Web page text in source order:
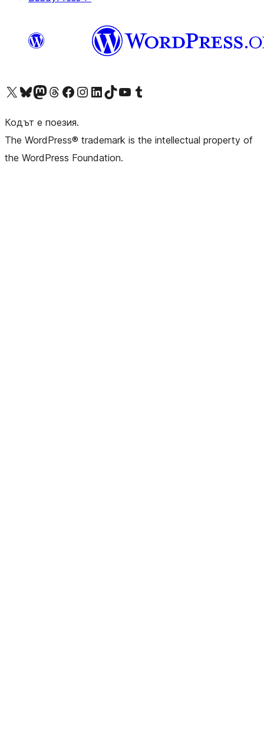
Visit our X (formerly Twitter) account
Visit our Bluesky account
Visit our Mastodon account
Visit our Threads account
Посетете нашата страница във Facebook
Посетете нашия профил в Instagram
Посетете нашия профил в LinkedIn
Visit our TikTok account
Visit our YouTube channel
Visit our Tumblr account
Кодът е поезия.
The WordPress® trademark is the intellectual property of
the WordPress Foundation.